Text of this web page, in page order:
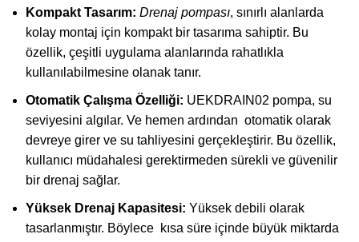
Kompakt Tasarım: Drenaj pompası, sınırlı alanlarda
kolay montaj için kompakt bir tasarıma sahiptir. Bu
özellik, çeşitli uygulama alanlarında rahatlıkla
kullanılabilmesine olanak tanır.
Otomatik Çalışma Özelliği: UEKDRAIN02 pompa, su
seviyesini algılar. Ve hemen ardından otomatik olarak
devreye girer ve su tahliyesini gerçekleştirir. Bu özellik,
kullanıcı müdahalesi gerektirmeden sürekli ve güvenilir
bir drenaj sağlar.
Yüksek Drenaj Kapasitesi: Yüksek debili olarak
tasarlanmıştır. Böylece kısa süre içinde büyük miktarda